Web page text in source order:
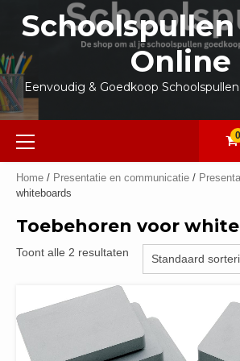
inhoud
Online
Eenvoudig & Goedkoop
Primair
menu
0
Home / Presentatie en communicatie /
whiteboards
Toebehoren voor
Toont alle 2 resultaten